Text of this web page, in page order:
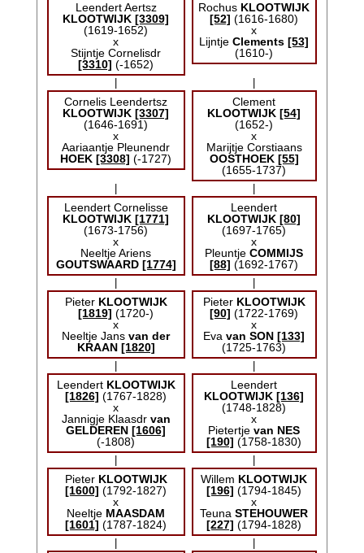
Leendert Aertsz
KLOOTWIJK [3309]
(1619-1652)
x
Stijntje Cornelisdr
[3310] (-1652)
Rochus KLOOTWIJK
[52] (1616-1680)
x
LijntjeClements [53]
(1610-)
Cornelis Leendertsz
KLOOTWIJK [3307]
(1646-1691)
x
Aariaantje Pleunendr
HOEK [3308] (-1727)
Clement
KLOOTWIJK [54]
(1652-)
x
Marijtje Corstiaans
OOSTHOEK [55]
(1655-1737)
Leendert Cornelisse
KLOOTWIJK [1771]
(1673-1756)
x
Neeltje Ariens
GOUTSWAARD [1774]
Leendert
KLOOTWIJK [80]
(1697-1765)
x
PleuntjeCOMMIJS
[88] (1692-1767)
Pieter KLOOTWIJK
[1819] (1720-)
x
Neeltje Jansvan der
KRAAN [1820]
Pieter KLOOTWIJK
[90] (1722-1769)
x
Evavan SON [133]
(1725-1763)
Leendert KLOOTWIJK
[1826] (1767-1828)
x
Jannigje Klaasdr van
GELDEREN [1606]
(-1808)
Leendert
KLOOTWIJK [136]
(1748-1828)
x
Pietertjevan NES
[190] (1758-1830)
Pieter KLOOTWIJK
[1600] (1792-1827)
x
Neeltje MAASDAM
[1601] (1787-1824)
Willem KLOOTWIJK
[196] (1794-1845)
x
TeunaSTEHOUWER
[227] (1794-1828)